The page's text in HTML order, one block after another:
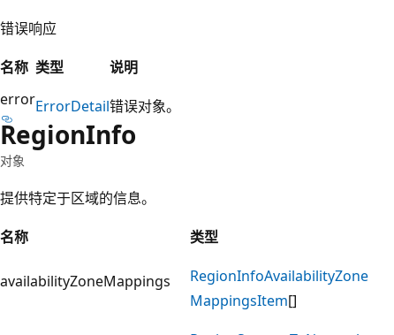
错误响应
名称 类型
说明
errorErrorDetail错误对象。
RegionInfo
对象
提供特定于区域的信息。
名称
类型
availabilityZoneMappings RegionInfoAvailabilityZone
MappingsItem[]